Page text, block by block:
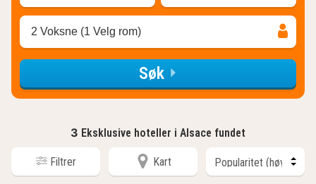
2 Voksne (1 Velg rom)
Søk
3 Eksklusive hoteller i Alsace fundet
Filtrer Kart